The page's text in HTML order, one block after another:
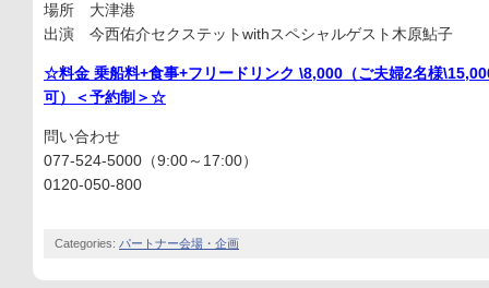
場所 大津港
出演 今西佑介セクステットwithスペシャルゲスト木原鮎子
☆料金 乗船料+食事+フリードリンク \8,000（ご夫婦2名様
可）＜予約制＞☆
問い合わせ
077-524-5000（9:00～17:00）
0120-050-800
Categories: パートナー会場・企画